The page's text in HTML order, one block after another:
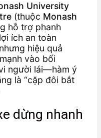
University
(thuộc Monash
hỗ trợ phanh
ích an toàn
hiệu quả
vào bối
người lái—hàm ý
là “cặp đôi bắt
dừng nhanh